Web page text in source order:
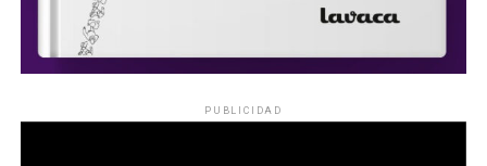
PUBLICIDAD